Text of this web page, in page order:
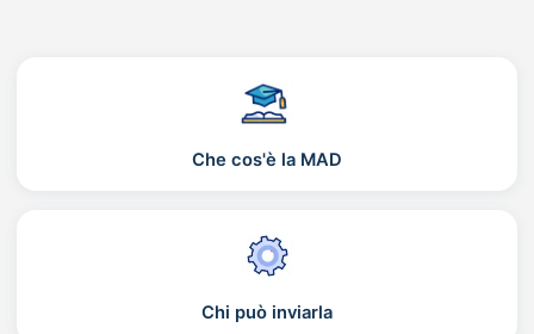
Che cos'è la MAD
Chi può inviarla